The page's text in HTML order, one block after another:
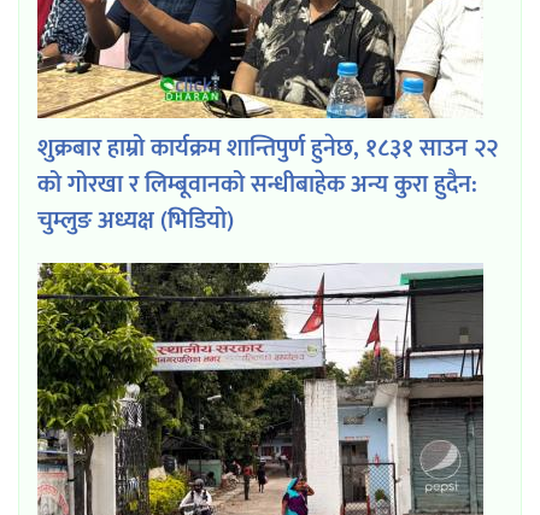
शुक्रबार हाम्रो कार्यक्रम शान्तिपुर्ण हुनेछ, १८३१ साउन २२
को गोरखा र लिम्बूवानको सन्धीबाहेक अन्य कुरा हुदैन:
चुम्लुङ अध्यक्ष (भिडियो)